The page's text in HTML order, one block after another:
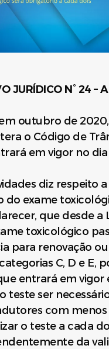
JURÍDICO N° 24 –
outubro de 2020,
o Código de
em vigor no dia
diz respeito
do exame
que desde a
toxicológico
para renovação
C, D e E,
entrará em vigor
teste ser
com
o teste a cada
da